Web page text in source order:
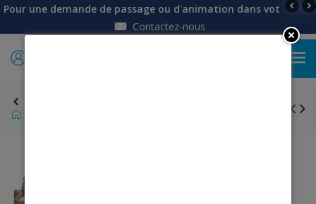
Pour une demande de passage ou d'animation dans votre
Contactez-nous